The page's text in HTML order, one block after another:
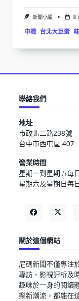
新聞小編 8
中職 台北大巨蛋
聯絡我們
地址
市政北二路238號
台中市西屯區 407
營業時間
星期一到星期五每
星期六及星期日每
關於這個網站
尼碼新聞不僅專注
專訪、影視評析及
趣味於一身的閱讀
樂新潮流，都能在